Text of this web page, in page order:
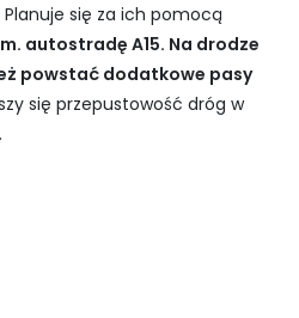
Planuje się za ich pomocą
autostradę A15. Na drodze
powstać dodatkowe pasy
się przepustowość dróg w